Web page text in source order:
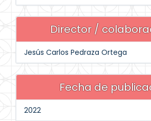
Director /
Jesús Carlos Pedraza Ortega
Fecha de
2022